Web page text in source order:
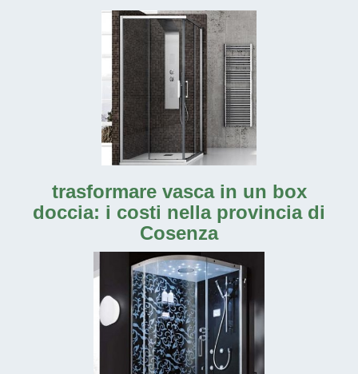
trasformare vasca in un box
doccia: i costi nella provincia di
Cosenza